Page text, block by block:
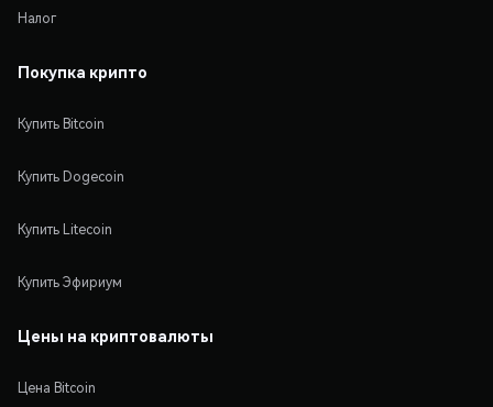
Налог
Покупка крипто
Купить Bitcoin
Купить Dogecoin
Купить Litecoin
Купить Эфириум
Цены на криптовалюты
Цена Bitcoin